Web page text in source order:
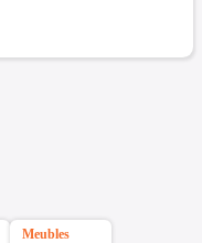
Meubles